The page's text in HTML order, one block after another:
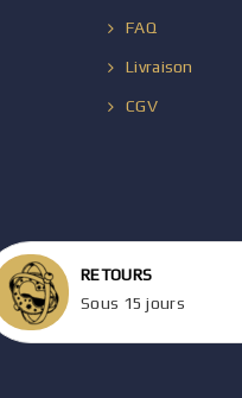
FAQ
Livraison
CGV
RETOURS
Sous 15 jours